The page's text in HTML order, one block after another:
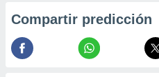
Compartir predicción